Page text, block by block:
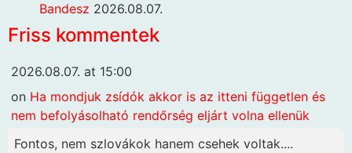
Bandesz 2026.08.07.
Friss kommentek
2026.08.07. at 15:00
on Ha mondjuk zsídók akkor is az itteni független és
nem befolyásolható rendőrség eljárt volna ellenük
Fontos, nem szlovákok hanem csehek voltak....